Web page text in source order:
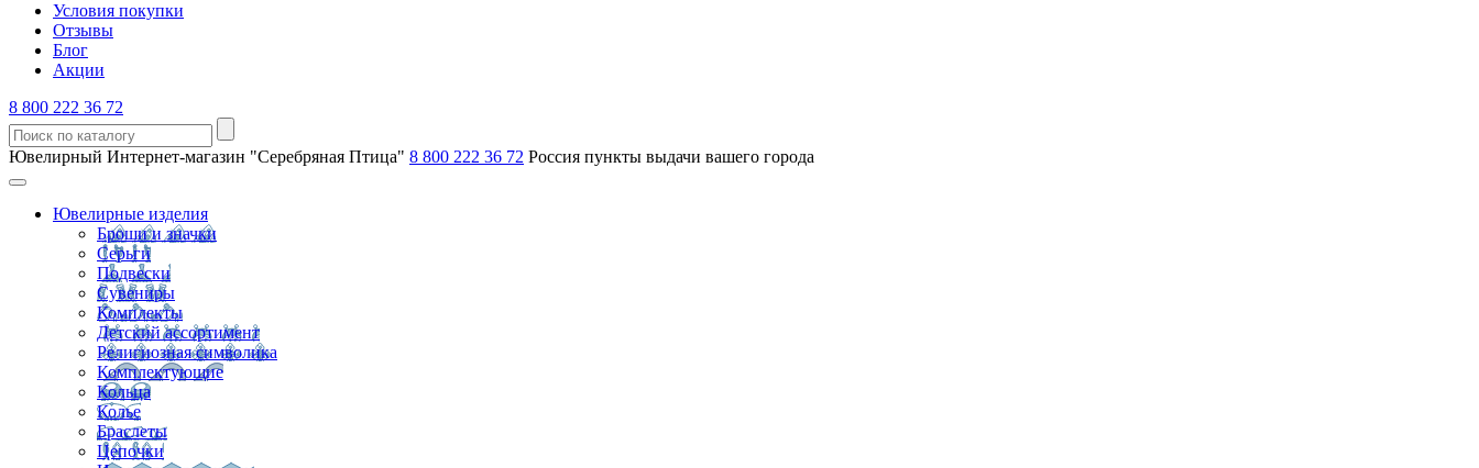
Условия покупки
Отзывы
Блог
Акции
8 800 222 36 72
Ювелирный Интернет-магазин "Серебряная Птица" 8 800 222 36 72 Россия пункты выдачи вашего города
Ювелирные изделия
Броши и значки
Серьги
Подвески
Сувениры
Комплекты
Детский ассортимент
Религиозная символика
Комплектующие
Кольца
Колье
Браслеты
Цепочки